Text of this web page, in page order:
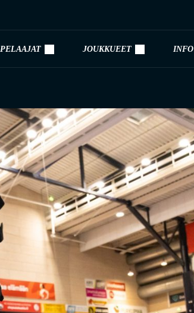
PELAAJAT JOUKKUEET INFO